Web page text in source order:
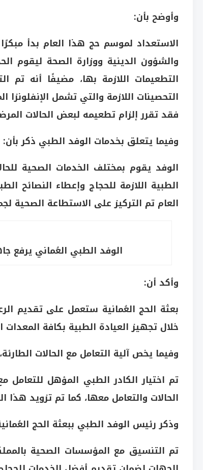
وأوضح بأن:
الاستعداد لموسم حج هذا العام بدأ
والشؤون الدينية ووزارة الصحة ليقوم
التطعيمات اللازمة بها، مضيفًا أنه تم
التحصينات اللازمة والتي تشمل
فقد تقرر إلزام تطعيمه لبعض الحالات
وفيما يتعلق بخدمات الوفد الطبي ذكر بأن:
الوفد يقوم بمختلف الخدمات الصحية
الطبية اللازمة للحجاج وإعطاء النصائح
العام تم التركيز على الاستطاعة الصحية
الوفد الطبي العُماني يرفع
وأكد أن:
بعثة الحج العُمانية ستعمل على تقديم
خلال تجهيز العيادة الطبية بكافة المعدات
وفيما يخص آلية التعامل مع الحالات
تم اختيار الكادر الطبي المؤهل
الحالات والتعامل معها، كما تم تزويد هذا
وذكر رئيس الوفد الطبي ببعثة الحج
تم التنسيق مع المؤسسات الصحية